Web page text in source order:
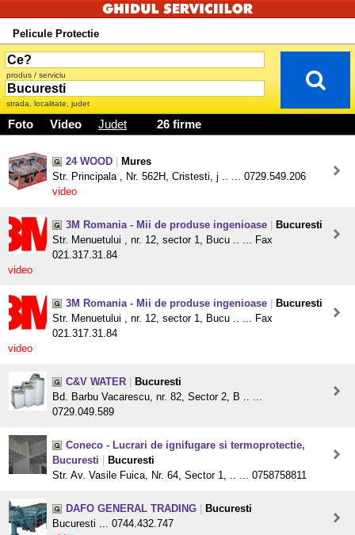
Pelicule Protectie
produs / serviciu
strada, localitate, judet
Foto Video Judet 26 firme
24 WOOD
Mures
Str. Principala , Nr. 562H, Cristesti, j .. ... 0729.549.206
video
3M Romania - Mii de produse ingenioase
Bucuresti
Str. Menuetului , nr. 12, sector 1, Bucu .. ... Fax
021.317.31.84
video
3M Romania - Mii de produse ingenioase
Bucuresti
Str. Menuetului , nr. 12, sector 1, Bucu .. ... Fax
021.317.31.84
video
C&V WATER
Bucuresti
Bd. Barbu Vacarescu, nr. 82, Sector 2, B .. ...
0729.049.589
Coneco - Lucrari de ignifugare si termoprotectie,
Bucuresti
Bucuresti
Str. Av. Vasile Fuica, Nr. 64, Sector 1, .. ... 0758758811
DAFO GENERAL TRADING
Bucuresti
Bucuresti ... 0744.432.747